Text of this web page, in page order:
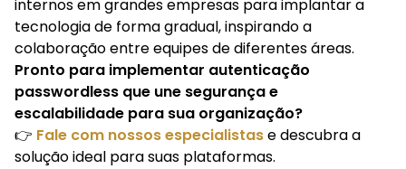
internos em grandes empresas para implantar a
tecnologia de forma gradual, inspirando a
colaboração entre equipes de diferentes áreas.
Pronto para implementar autenticação
passwordless que une segurança e
escalabilidade para sua organização?
👉 Fale com nossos especialistase descubra a
solução ideal para suas plataformas.